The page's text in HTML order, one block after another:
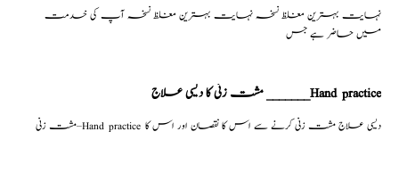
نہایت بہترین مغلظ نسخہ نہایت بہترین مغلظ نسخہ آپ کی خدمت
میں حاضر ہے جس
مشت زنی کا دیسی علاج _______Hand practice
مشت زنی–Hand practice دیسی علاج مشت زنی کرنے سے اس کا نقصان اور اس کا